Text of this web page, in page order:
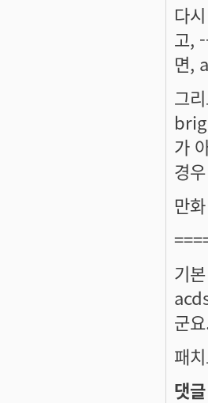
다
고,
면,
그
가
경
만
기
군
패
댓